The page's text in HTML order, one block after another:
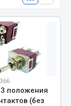
положения
(без